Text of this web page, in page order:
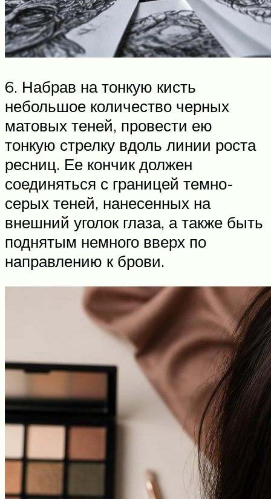
6. Набрав на тонкую кисть
небольшое количество черных
матовых теней, провести ею
тонкую стрелку вдоль линии роста
ресниц. Ее кончик должен
соединяться с границей темно-
серых теней, нанесенных на
внешний уголок глаза, а также быть
поднятым немного вверх по
направлению к брови.